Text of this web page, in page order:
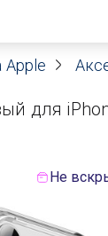
Apple
для
Не